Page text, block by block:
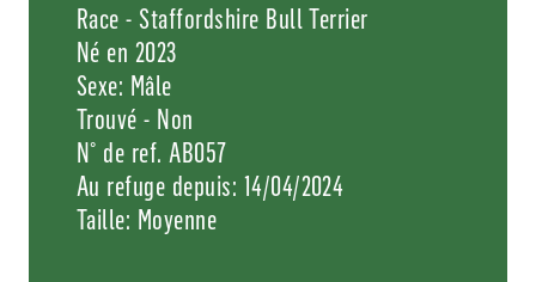
Race - Staffordshire Bull Terrier
Né en 2023
Sexe: Mâle
Trouvé - Non
N° de ref. AB057
Au refuge depuis: 14/04/2024
Taille: Moyenne